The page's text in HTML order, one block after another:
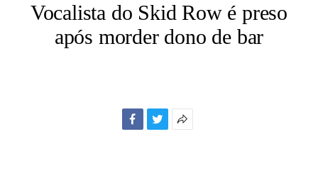
Vocalista do Skid Row é preso
após morder dono de bar